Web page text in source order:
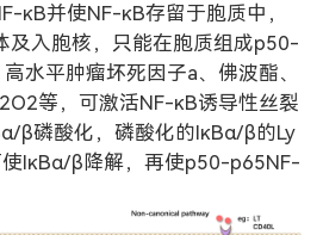
κB并使NF-κB存留于胞质中，
及入胞核，只能在胞质组成p50-
水平肿瘤坏死因子a、佛波酯、
等，可激活NF-κB诱导性丝裂
β磷酸化，磷酸化的IκBα/β的Ly
IκBα/β降解，再使p50-p65NF-